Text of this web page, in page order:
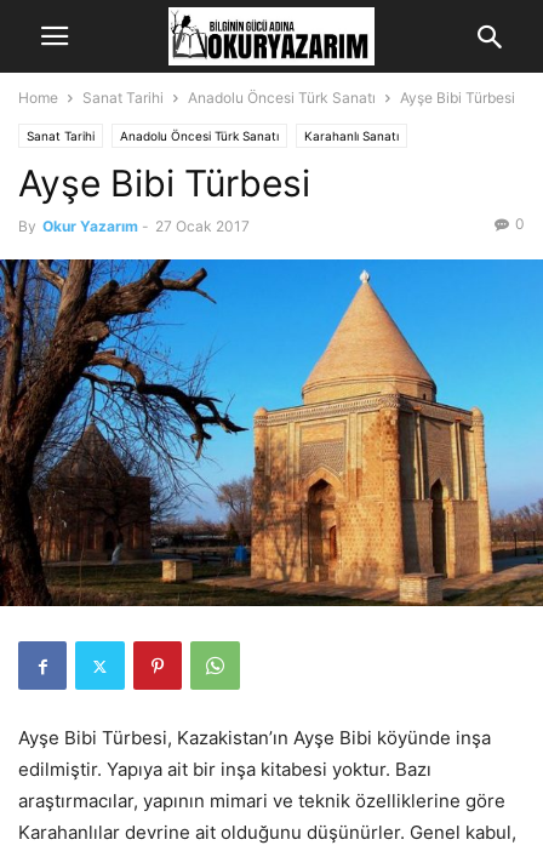
Home Sanat Tarihi Anadolu Öncesi Türk Sanatı Ayşe Bibi Türbesi
Sanat Tarihi Anadolu Öncesi Türk Sanatı Karahanlı Sanatı
Ayşe Bibi Türbesi
By Okur Yazarım - 27 Ocak 2017 0
Ayşe Bibi Türbesi, Kazakistan’ın Ayşe Bibi köyünde inşa
edilmiştir. Yapıya ait bir inşa kitabesi yoktur. Bazı
araştırmacılar, yapının mimari ve teknik özelliklerine göre
Karahanlılar devrine ait olduğunu düşünürler. Genel kabul,